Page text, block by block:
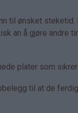
til ønsket
an å gjøre andre
plater som
til at de